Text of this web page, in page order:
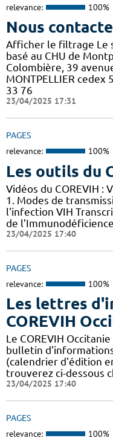
relevance: 100%
Nous
Afficher le filtrage Le
basé au CHU de
Colombière, 39
MONTPELLIER cedex
33 76
23/04/2025 17:31
PAGES
relevance: 100%
Les outils du
Vidéos du COREVIH :
1. Modes de
l'infection VIH
de
23/04/2025 17:40
PAGES
relevance: 100%
Les lettres
COREVIH
Le COREVIH
bulletin
(calendrier d'édition
trouverez ci-dessous
23/04/2025 17:40
PAGES
relevance: 100%